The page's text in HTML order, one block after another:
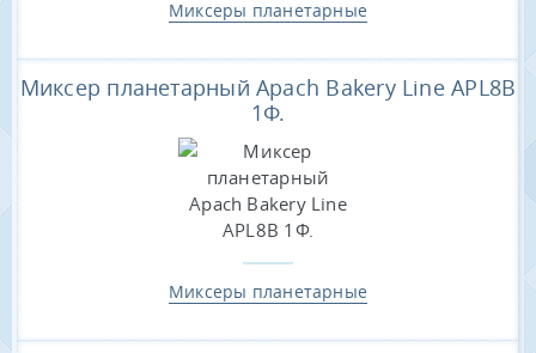
Миксеры планетарные
Миксер планетарный Apach Bakery Line APL8B
1Ф.
Миксеры планетарные